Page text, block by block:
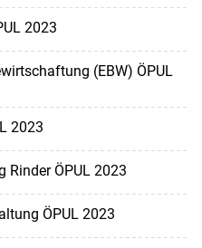
2023
(EBW) ÖPUL
2023
Rinder ÖPUL 2023
ÖPUL 2023